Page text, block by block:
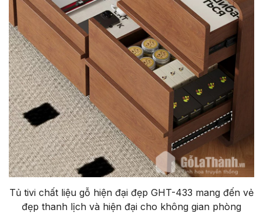
Tủ tivi chất liệu gỗ hiện đại đẹp GHT-433 mang đến vẻ
đẹp thanh lịch và hiện đại cho không gian phòng